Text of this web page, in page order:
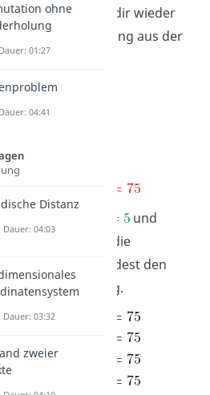
Schreibe dir wieder
Zeileals Gleichung aus der
heraus.
und
. Setze beides in die
ein und du findest den
Teil deiner Lösung.
ohne
01:27
04:41
Distanz
Dauer: 04:03
Dauer: 03:32
zweier